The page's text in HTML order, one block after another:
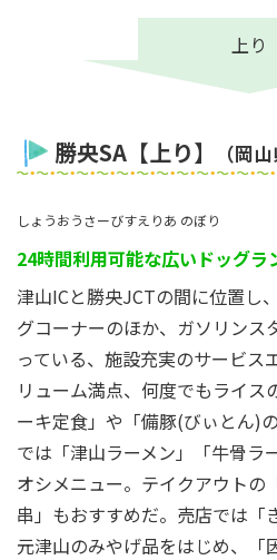
上り
勝央SA【上り】 （岡
しょうおうさーびすえりあ のぼり
24時間利用可能な広いドッグラ
津山ICと勝央JCTの間に位置し
グコーナーのほか、ガソリンス
っている、施設充実のサービス
リューム満点、何度でもライス
ーキ定食」や「備豚(びぃとん)
では「津山ラーメン」「牛骨ラ
オシメニュー。テイクアウトの
串」もおすすめだ。売店では「
元津山のみやげ品をはじめ、「